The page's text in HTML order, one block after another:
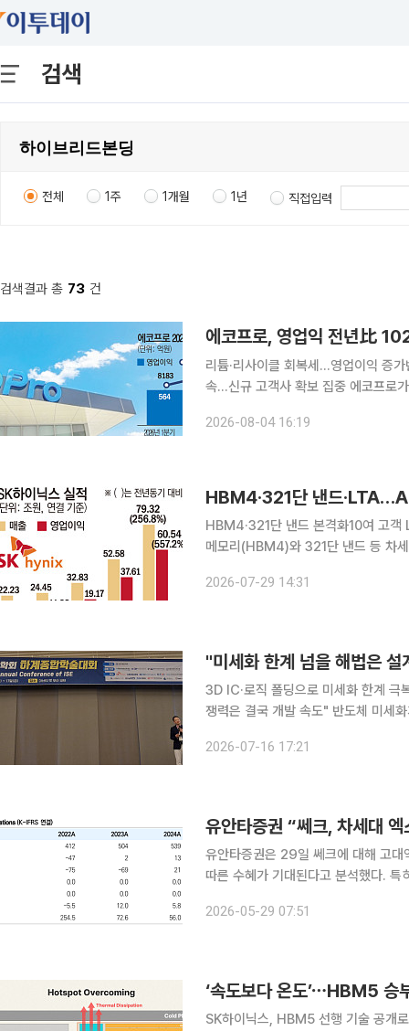
검색
전체 1주 1개월 1년 직접입력
검색결과 총 73 건
에코프로, 영업익 전년比
리튬·리사이클 회복세…영업이익 증
속…신규 고객사 확보 집중 에코프로가 리튬 사업과 리사이클 부문의 실적 개선에 힘입어 올해 2분
것으로 예상하면서도 신규 고객사 확
2026-08-04 16:19
HBM4·321단 낸드
HBM4·321단 낸드 본격화10여 고객 LTA 마무
메모리(HBM4)와 321단 낸드 등 차
2026-07-29 14:31
"미세화 한계 넘을 해법은
3D IC·로직 폴딩으로 미세화 한계
쟁력은 결국 개발 속도" 반도체 미세화가 한계에 다다르면서 차세대 반도체 경쟁력은 공정보다 설계
도체 개발이 차세대 경쟁력으로 부상
2026-07-16 17:21
유안타증권은 29일 쎄크에 대해 고대
따른 수혜가 기대된다고 분석했다.
중요해진다!’ 보고서에 따르면 쎄크
2026-05-29 07:51
‘속도보다 온도’⋯HBM5 승
SK하이닉스, HBM5 선행 기술 공개